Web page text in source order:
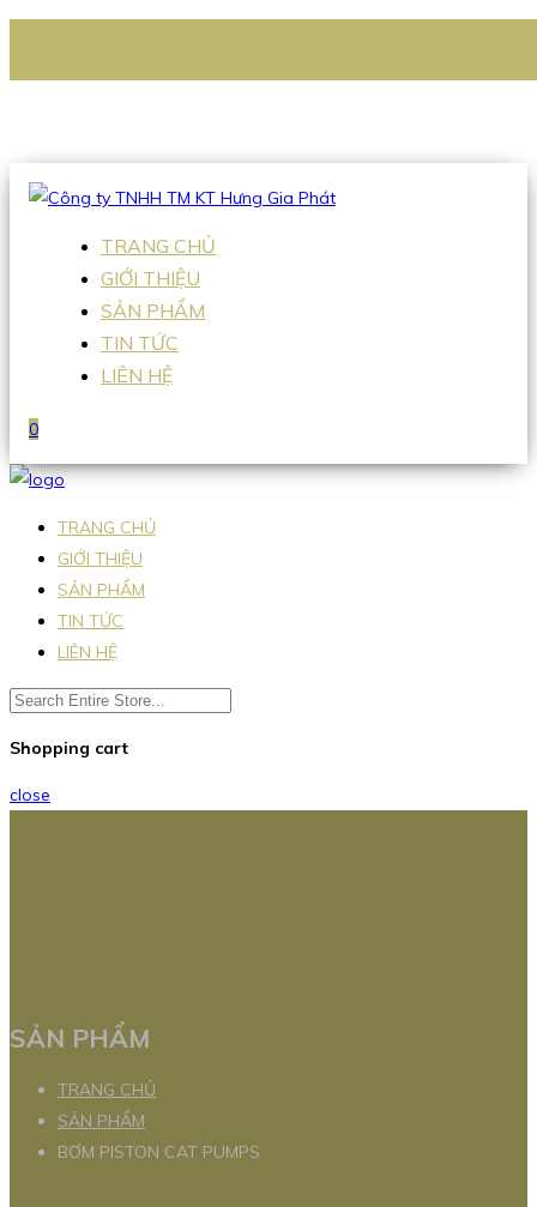
Hotline:0938 336 079
TRANG CHỦ
GIỚI THIỆU
SẢN PHẨM
TIN TỨC
LIÊN HỆ
0
TRANG CHỦ
GIỚI THIỆU
SẢN PHẨM
TIN TỨC
LIÊN HỆ
Shopping cart
close
SẢN PHẨM
TRANG CHỦ
SẢN PHẨM
BƠM PISTON CAT PUMPS